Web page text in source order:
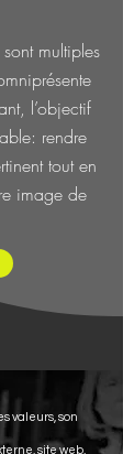
multiples
l’objectif
rendre
tout en
image de
valeurs, son
site web,